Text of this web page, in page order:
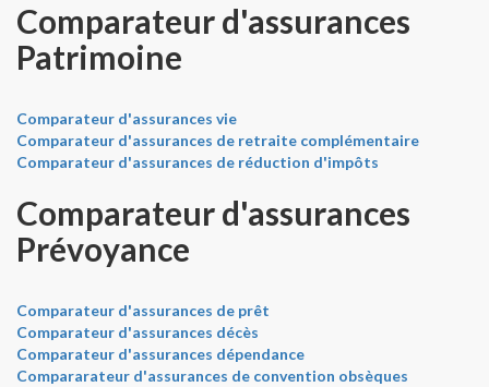
Comparateur d'assurances
Patrimoine
Comparateur d'assurances vie
Comparateur d'assurances de retraite complémentaire
Comparateur d'assurances de réduction d'impôts
Comparateur d'assurances
Prévoyance
Comparateur d'assurances de prêt
Comparateur d'assurances décès
Comparateur d'assurances dépendance
Compararateur d'assurances de convention obsèques